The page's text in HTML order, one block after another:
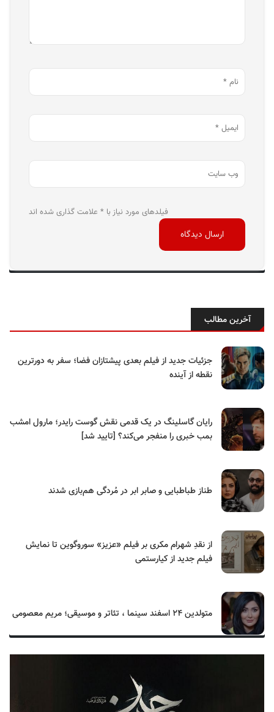
فیلدهای مورد نیاز با * علامت گذاری شده اند
آخرین مطالب
جزئیات جدید از فیلم بعدی پیشتازان فضا؛ سفر به دورترین
نقطه از آینده
رایان گاسلینگ در یک قدمی نقش گوست رایدر؛ مارول امشب
بمب خبری را منفجر می‌کند؟ [تایید شد]
طناز طباطبایی و صابر ابر در مُردگی هم‌بازی شدند
از نقدِ شهرام مکری بر فیلم «عزیز» سوروگوین تا نمایش
فیلم جدید از کیارستمی
متولدین ۲۴ اسفند سینما ، تئاتر و موسیقی؛ مریم معصومی